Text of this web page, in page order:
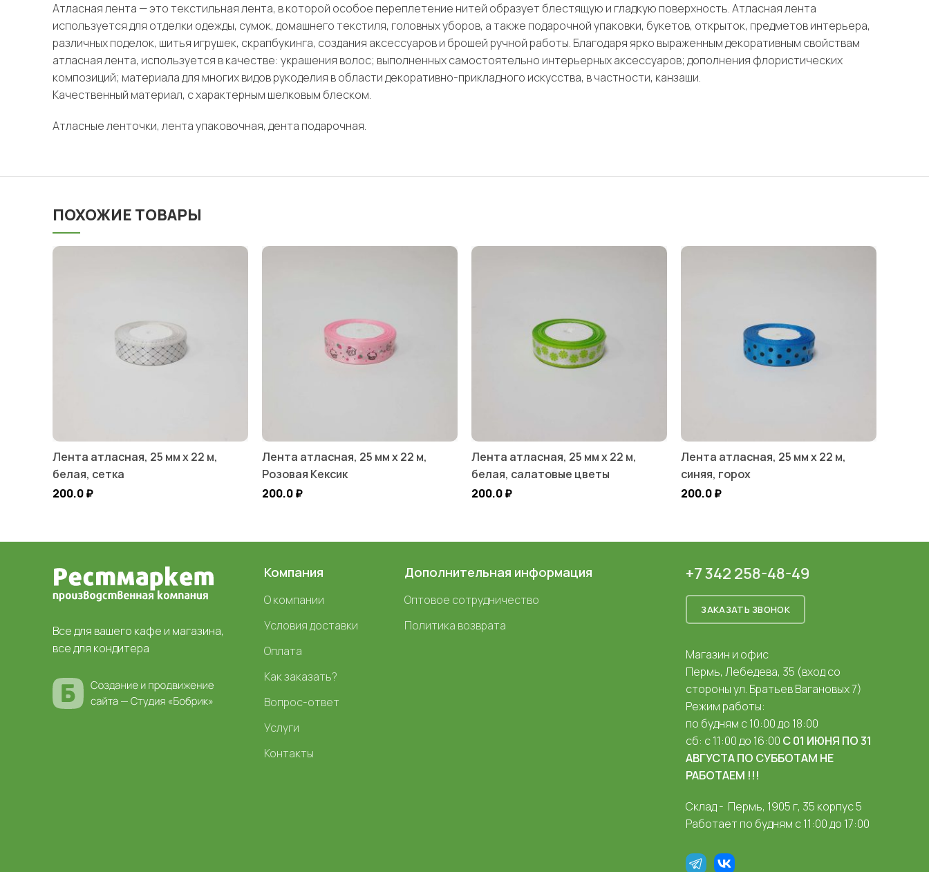
Атласная лента — это текстильная лента, в которой особое переплетение нитей образует блестящую и гладкую поверхность. Атласная лента
используется для отделки одежды, сумок, домашнего текстиля, головных уборов, а также подарочной упаковки, букетов, открыток, предметов интерьера,
различных поделок, шитья игрушек, скрапбукинга, создания аксессуаров и брошей ручной работы. Благодаря ярко выраженным декоративным свойствам
атласная лента, используется в качестве: украшения волос; выполненных самостоятельно интерьерных аксессуаров; дополнения флористических
композиций; материала для многих видов рукоделия в области декоративно-прикладного искусства, в частности, канзаши.
Качественный материал, с характерным шелковым блеском.
Атласные ленточки, лента упаковочная, дента подарочная.
ПОХОЖИЕ ТОВАРЫ
Лента атласная, 25 мм х 22 м,
белая, сетка
200.0₽
Лента атласная, 25 мм х 22 м,
Розовая Кексик
200.0₽
Лента атласная, 25 мм х 22 м,
белая, салатовые цветы
200.0₽
Лента атласная, 25 мм х 22 м,
синяя, горох
200.0₽
Все для вашего кафе и магазина,
все для кондитера
Компания
О компании
Условия доставки
Оплата
Как заказать?
Вопрос-ответ
Услуги
Контакты
Дополнительная информация
Оптовое сотрудничество
Политика возврата
+7 342 258-48-49
ЗАКАЗАТЬ ЗВОНОК
Магазин и офис
Пермь, Лебедева, 35 (вход со
стороны ул. Братьев Вагановых 7)
Режим работы:
по будням с 10:00 до 18:00
сб: с 11:00 до 16:00 С 01 ИЮНЯ ПО 31
АВГУСТА ПО СУББОТАМ НЕ
РАБОТАЕМ !!!
Склад - Пермь, 1905 г, 35 корпус 5
Работает по будням с 11:00 до 17:00